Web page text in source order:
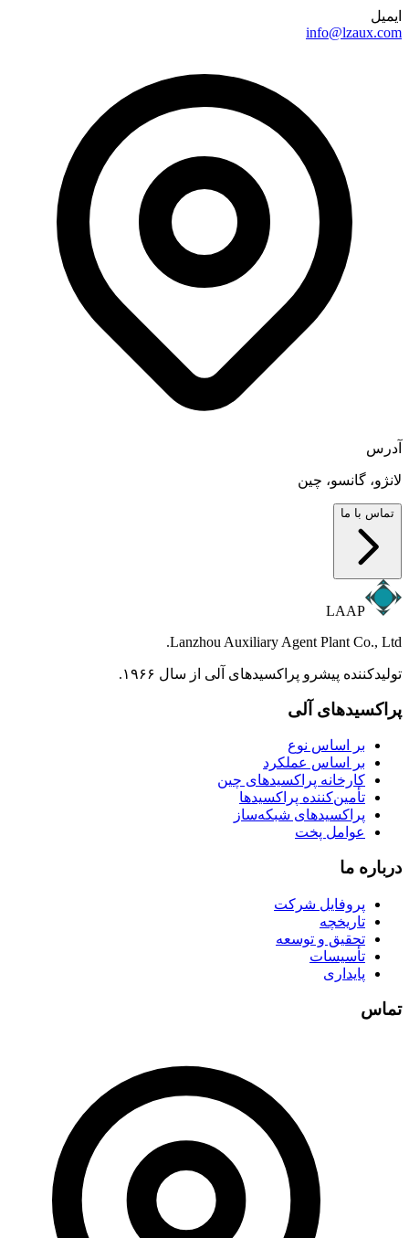
ایمیل
info@lzaux.com
آدرس
لانژو، گانسو، چین
تماس با ما
LAAP
Lanzhou Auxiliary Agent Plant Co., Ltd.
تولیدکننده پیشرو پراکسیدهای آلی از سال ۱۹۶۶.
پراکسیدهای آلی
بر اساس نوع
بر اساس عملکرد
کارخانه پراکسیدهای چین
تأمین‌کننده پراکسیدها
پراکسیدهای شبکه‌ساز
عوامل پخت
درباره ما
پروفایل شرکت
تاریخچه
تحقیق و توسعه
تأسیسات
پایداری
تماس